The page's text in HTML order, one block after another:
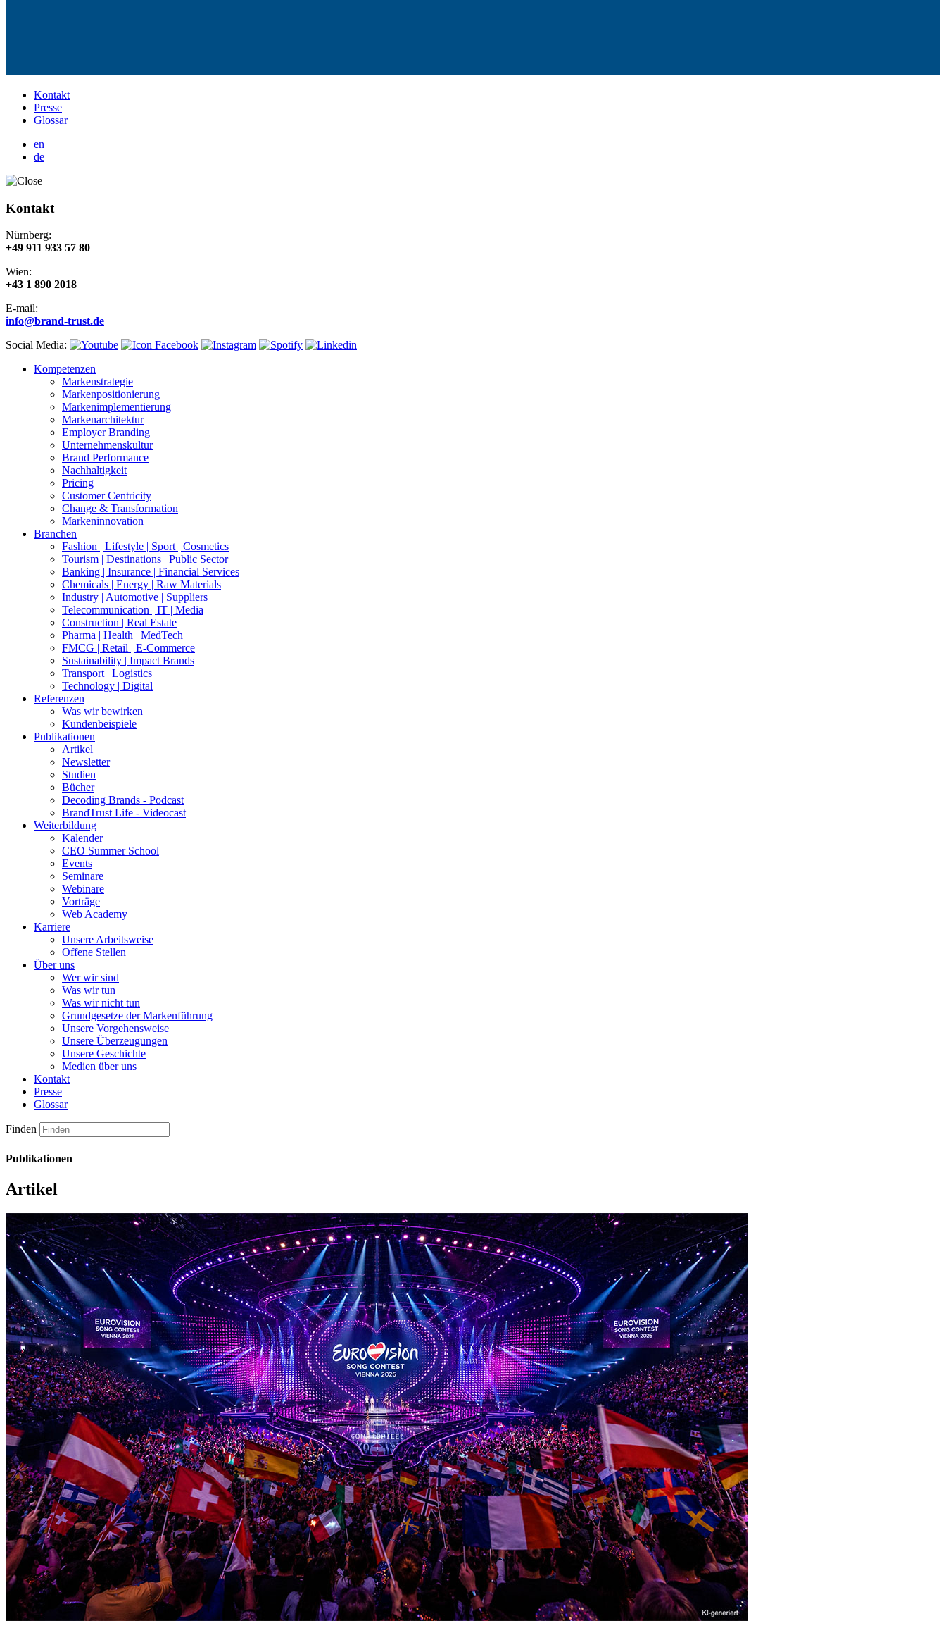
Kontakt
Presse
Glossar
en
de
Kontakt
Nürnberg:
+49 911 933 57 80
Wien:
+43 1 890 2018
E-mail:
info@brand-trust.de
Social Media:
Kompetenzen
Markenstrategie
Markenpositionierung
Markenimplementierung
Markenarchitektur
Employer Branding
Unternehmenskultur
Brand Performance
Nachhaltigkeit
Pricing
Customer Centricity
Change & Transformation
Markeninnovation
Branchen
Fashion | Lifestyle | Sport | Cosmetics
Tourism | Destinations | Public Sector
Banking | Insurance | Financial Services
Chemicals | Energy | Raw Materials
Industry | Automotive | Suppliers
Telecommunication | IT | Media
Construction | Real Estate
Pharma | Health | MedTech
FMCG | Retail | E-Commerce
Sustainability | Impact Brands
Transport | Logistics
Technology | Digital
Referenzen
Was wir bewirken
Kundenbeispiele
Publikationen
Artikel
Newsletter
Studien
Bücher
Decoding Brands - Podcast
BrandTrust Life - Videocast
Weiterbildung
Kalender
CEO Summer School
Events
Seminare
Webinare
Vorträge
Web Academy
Karriere
Unsere Arbeitsweise
Offene Stellen
Über uns
Wer wir sind
Was wir tun
Was wir nicht tun
Grundgesetze der Markenführung
Unsere Vorgehensweise
Unsere Überzeugungen
Unsere Geschichte
Medien über uns
Kontakt
Presse
Glossar
Finden
Publikationen
Artikel